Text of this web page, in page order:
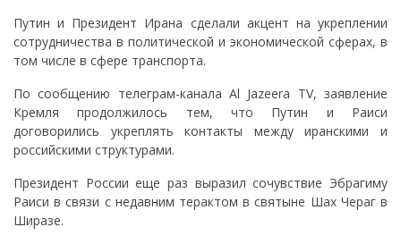
Путин и Президент Ирана сделали акцент на укреплении
сотрудничества в политической и экономической сферах, в
том числе в сфере транспорта.
По сообщению телеграм-канала Al Jazeera TV, заявление
Кремля продолжилось тем, что Путин и Раиси
договорились укреплять контакты между иранскими и
российскими структурами.
Президент России еще раз выразил сочувствие Эбрагиму
Раиси в связи с недавним терактом в святыне Шах Чераг в
Ширазе.